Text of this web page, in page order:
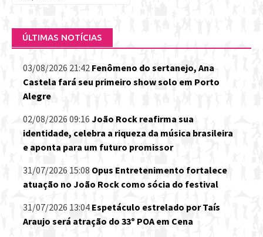
ÚLTIMAS NOTÍCIAS
03/08/2026 21:42 Fenômeno do sertanejo, Ana
Castela fará seu primeiro show solo em Porto
Alegre
02/08/2026 09:16 João Rock reafirma sua
identidade, celebra a riqueza da música brasileira
e aponta para um futuro promissor
31/07/2026 15:08 Opus Entretenimento fortalece
atuação no João Rock como sócia do festival
31/07/2026 13:04 Espetáculo estrelado por Taís
Araujo será atração do 33º POA em Cena